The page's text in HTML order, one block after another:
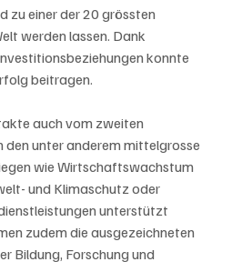
zu einer der 20 grössten
werden lassen. Dank
konnte
beitragen.
auch vom zweiten
den unter anderem mittelgrosse
wie Wirtschaftswachstum
und Klimaschutz oder
unterstützt
zudem die ausgezeichneten
Bildung, Forschung und